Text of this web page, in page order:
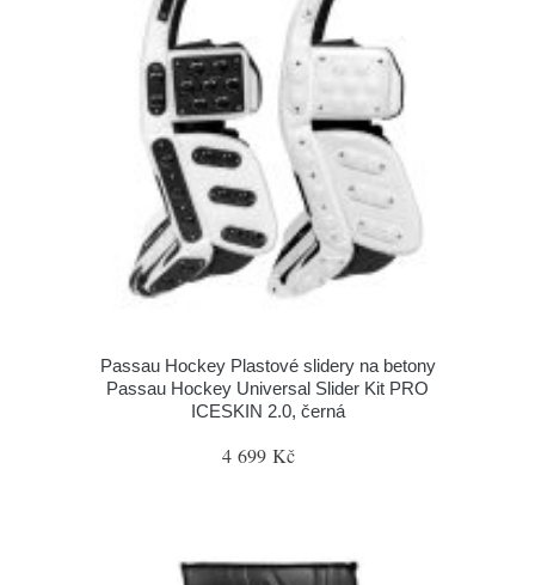
Passau Hockey Plastové slidery na betony
Passau Hockey Universal Slider Kit PRO
ICESKIN 2.0, černá
4 699 Kč